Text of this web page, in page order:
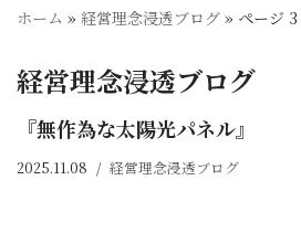
ツ
ス
ッ
プ
ホーム » 経営理念浸透ブログ » ページ 3
経営理念浸透ブログ
『無作為な太陽光パネル』
2025.11.08 経営理念浸透ブログ